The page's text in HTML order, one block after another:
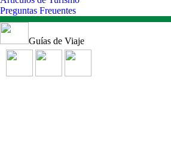
Preguntas Freuentes
Guías de Viaje